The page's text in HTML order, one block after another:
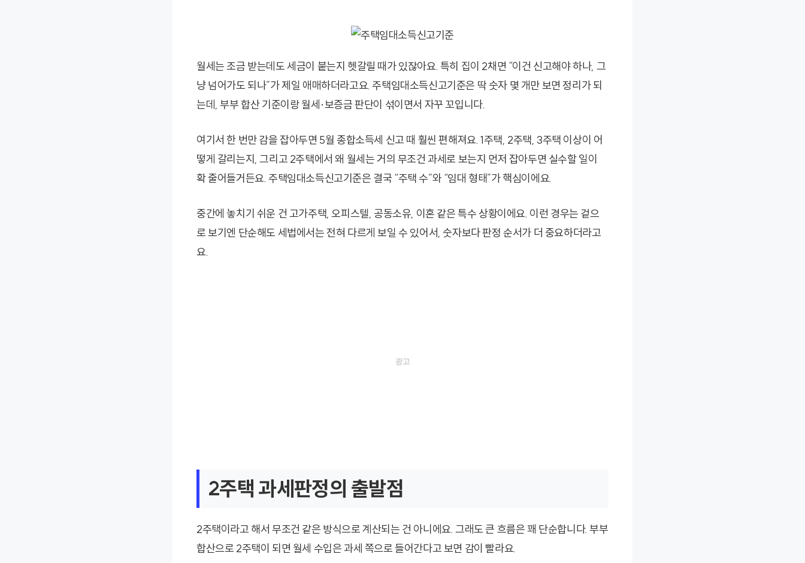
월세는 조금 받는데도 세금이 붙는지 헷갈릴 때가 있잖아요. 특히 집이 2채면 “이건 신고해야 하나, 그
냥 넘어가도 되나”가 제일 애매하더라고요. 주택임대소득신고기준은 딱 숫자 몇 개만 보면 정리가 되
는데, 부부 합산 기준이랑 월세·보증금 판단이 섞이면서 자꾸 꼬입니다.
여기서 한 번만 감을 잡아두면 5월 종합소득세 신고 때 훨씬 편해져요. 1주택, 2주택, 3주택 이상이 어
떻게 갈리는지, 그리고 2주택에서 왜 월세는 거의 무조건 과세로 보는지 먼저 잡아두면 실수할 일이
확 줄어들거든요. 주택임대소득신고기준은 결국 “주택 수”와 “임대 형태”가 핵심이에요.
중간에 놓치기 쉬운 건 고가주택, 오피스텔, 공동소유, 이혼 같은 특수 상황이에요. 이런 경우는 겉으
로 보기엔 단순해도 세법에서는 전혀 다르게 보일 수 있어서, 숫자보다 판정 순서가 더 중요하더라고
요.
2주택 과세판정의 출발점
2주택이라고 해서 무조건 같은 방식으로 계산되는 건 아니에요. 그래도 큰 흐름은 꽤 단순합니다. 부부
합산으로 2주택이 되면 월세 수입은 과세 쪽으로 들어간다고 보면 감이 빨라요.